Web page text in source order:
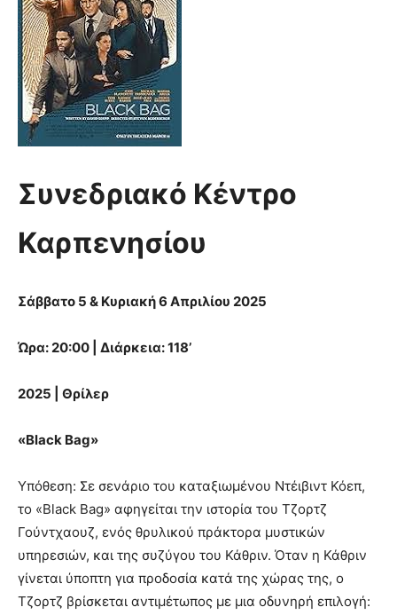
Συνεδριακό Κέντρο
Καρπενησίου
Σάββατο 5 & Κυριακή 6 Απριλίου 2025
Ώρα: 20:00 | Διάρκεια: 118’
2025 | Θρίλερ
«Black Bag»
Υπόθεση: Σε σενάριο του καταξιωμένου Ντέιβιντ Κόεπ,
το «Black Bag» αφηγείται την ιστορία του Τζορτζ
Γούντχαουζ, ενός θρυλικού πράκτορα μυστικών
υπηρεσιών, και της συζύγου του Κάθριν. Όταν η Κάθριν
γίνεται ύποπτη για προδοσία κατά της χώρας της, ο
Τζορτζ βρίσκεται αντιμέτωπος με μια οδυνηρή επιλογή: